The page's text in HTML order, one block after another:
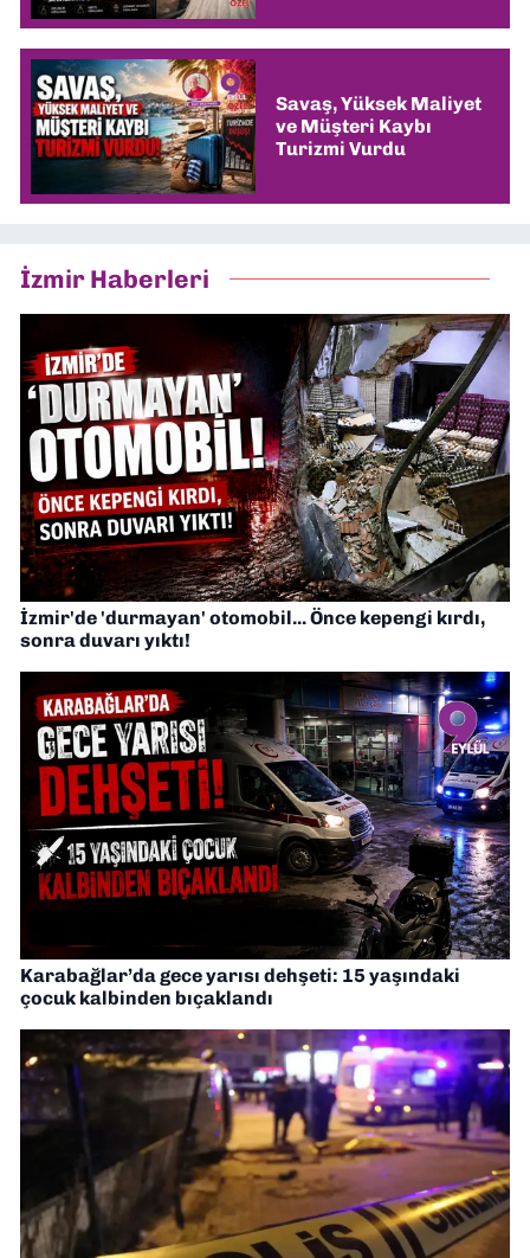
Savaş, Yüksek Maliyet
ve Müşteri Kaybı
Turizmi Vurdu
İzmir Haberleri
İzmir'de 'durmayan' otomobil... Önce kepengi kırdı,
sonra duvarı yıktı!
Karabağlar’da gece yarısı dehşeti: 15 yaşındaki
çocuk kalbinden bıçaklandı